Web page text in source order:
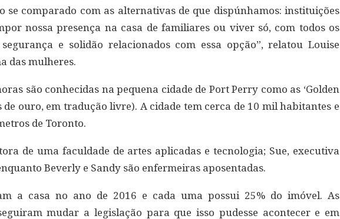
se comparado com as alternativas de que dispúnhamos: instituições
nossa presença na casa de familiares ou viver só, com todos os
e solidão relacionados com essa opção”, relatou Louise
das mulheres.
são conhecidas na pequena cidade de Port Perry como as ‘Golden
de ouro, em tradução livre). A cidade tem cerca de 10 mil habitantes e
de Toronto.
de uma faculdade de artes aplicadas e tecnologia; Sue, executiva
Beverly e Sandy são enfermeiras aposentadas.
a casa no ano de 2016 e cada uma possui 25% do imóvel. As
mudar a legislação para que isso pudesse acontecer e em